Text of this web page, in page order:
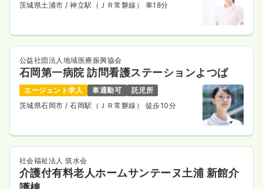
茨城県土浦市/ 神立駅（ＪＲ常磐線） 車18分
公益社団法人地域医療振興協会
石岡第一病院 訪問看護ステーションよつば
エージェント求人 車通勤可
託児所
茨城県石岡市/ 石岡駅（ＪＲ常磐線） 徒歩10分
社会福祉法人 筑水会
介護付有料老人ホームサンテーヌ土浦 新館介